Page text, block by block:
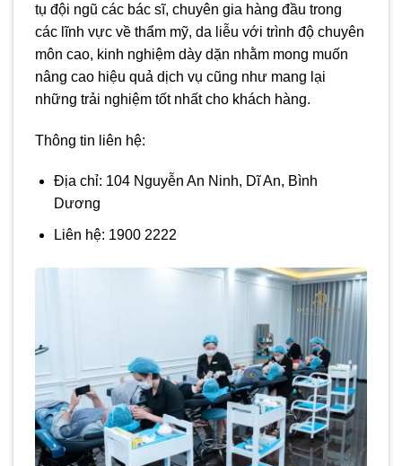
tụ đội ngũ các bác sĩ, chuyên gia hàng đầu trong
các lĩnh vực về thẩm mỹ, da liễu với trình độ chuyên
môn cao, kinh nghiệm dày dặn nhằm mong muốn
nâng cao hiệu quả dịch vụ cũng như mang lại
những trải nghiệm tốt nhất cho khách hàng.
Thông tin liên hệ:
Địa chỉ: 104 Nguyễn An Ninh, Dĩ An, Bình
Dương
Liên hệ: 1900 2222